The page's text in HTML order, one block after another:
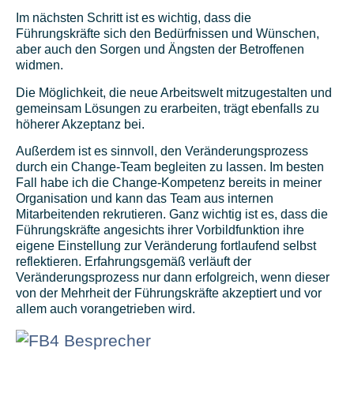
Im nächsten Schritt ist es wichtig, dass die
Führungskräfte sich den Bedürfnissen und Wünschen,
aber auch den Sorgen und Ängsten der Betroffenen
widmen.
Die Möglichkeit, die neue Arbeitswelt mitzugestalten und
gemeinsam Lösungen zu erarbeiten, trägt ebenfalls zu
höherer Akzeptanz bei.
Außerdem ist es sinnvoll, den Veränderungsprozess
durch ein Change-Team begleiten zu lassen. Im besten
Fall habe ich die Change-Kompetenz bereits in meiner
Organisation und kann das Team aus internen
Mitarbeitenden rekrutieren. Ganz wichtig ist es, dass die
Führungskräfte angesichts ihrer Vorbildfunktion ihre
eigene Einstellung zur Veränderung fortlaufend selbst
reflektieren. Erfahrungsgemäß verläuft der
Veränderungsprozess nur dann erfolgreich, wenn dieser
von der Mehrheit der Führungskräfte akzeptiert und vor
allem auch vorangetrieben wird.